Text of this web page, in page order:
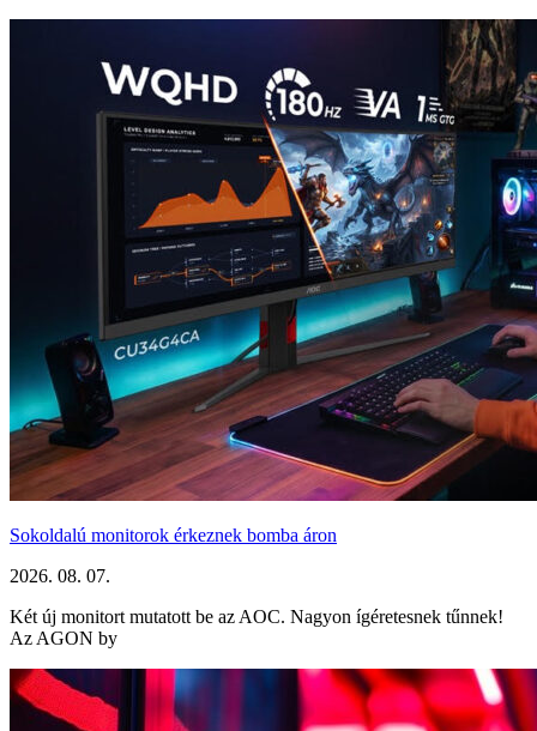
Sokoldalú monitorok érkeznek bomba áron
2026. 08. 07.
Két új monitort mutatott be az AOC. Nagyon ígéretesnek tűnnek!
Az AGON by